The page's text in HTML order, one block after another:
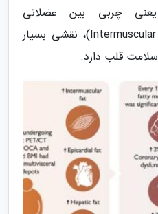
چربی بین عضلانی
(Intermuscular Adipose Tissue - IMAT)، نقشی بسیار
سلامت قلب دارد.